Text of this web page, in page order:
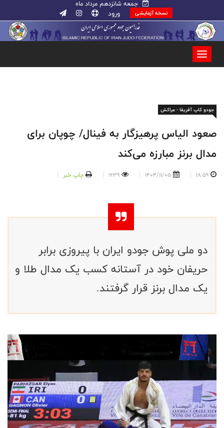
جمعه شانزدهم مرداد ماه
نسخه آزمایشی ورود
جودو کاپ آفریقا - مراکش
صعود الیاس پرهیزگار به فینال/ چوپان برای
مدال برنز مبارزه می‌کند
18:59
1404/11/05
1639 چاپ خبر
دو ملی پوش جودو ایران با پیروزی برابر
حریفان خود در آستانه کسب یک مدال طلا و
یک مدال برنز قرار گرفتند.